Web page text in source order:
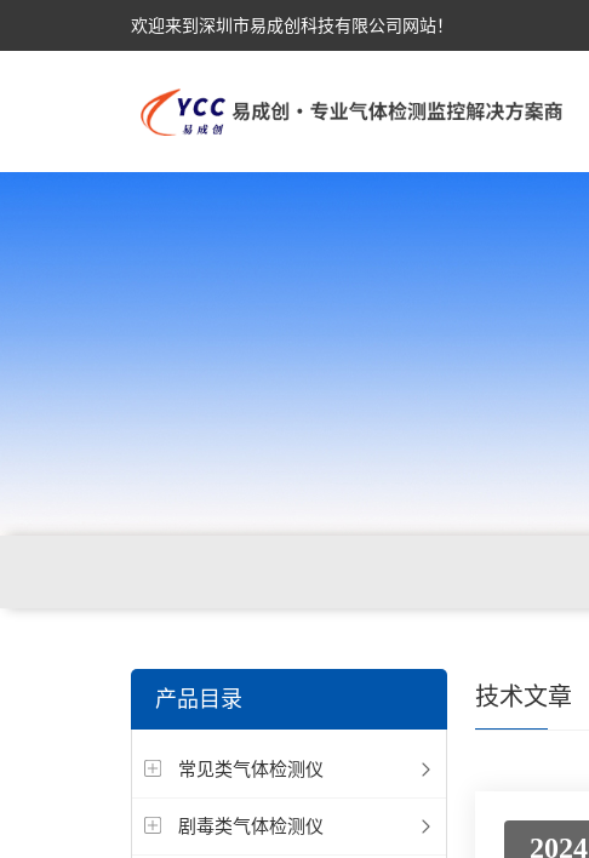
欢迎来到深圳市易成创科技有限公司网站！
产品目录
常见类气体检测仪
剧毒类气体检测仪
技术文章
2024